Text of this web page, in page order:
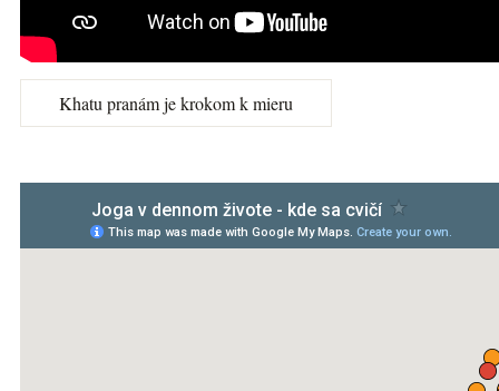
Khatu pranám je krokom k mieru